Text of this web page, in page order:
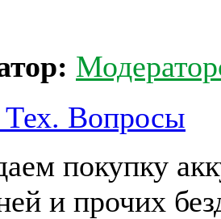
Вопросы
покупку
и прочих